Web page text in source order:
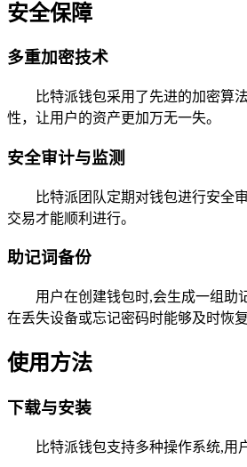
安全保障
多重加密技术
比特派钱包采用了先进的加密算
性，让用户的资产更加万无一失。
安全审计与监测
比特派团队定期对钱包进行安全
交易才能顺利进行。
助记词备份
用户在创建钱包时,会生成一组助
在丢失设备或忘记密码时能够及时恢
使用方法
下载与安装
比特派钱包支持多种操作系统,用